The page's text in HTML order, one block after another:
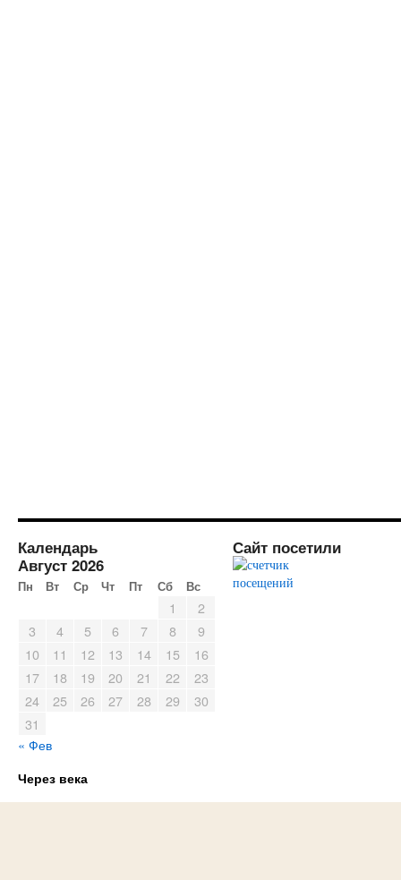
Календарь
Август 2026
Пн Вт Ср Чт Пт Сб Вс
1
2
3
4 5 6 7 8
9
10
11 12 13 14 15
16
17
18 19 20 21 22
23
24
25 26 27 28 29
30
31
« Фев
Сайт посетили
Через века